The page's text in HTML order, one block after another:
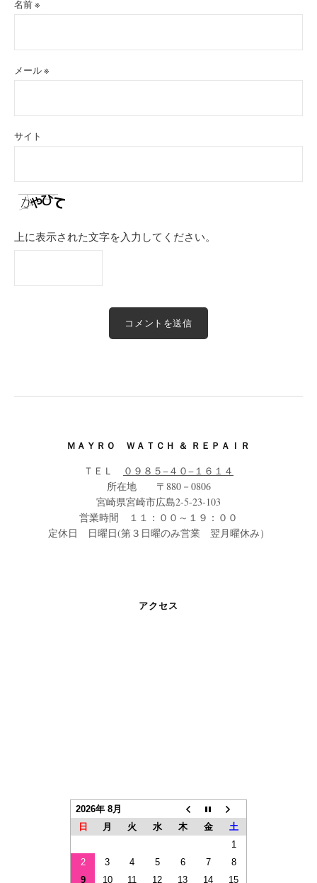
名前※
メール※
サイト
上に表示された文字を入力してください。
ＭＡＹＲＯ ＷＡＴＣＨ ＆ ＲＥＰＡＩＲ
ＴＥＬ
０９８５−４０−１６１４
所在地 〒880－0806
宮崎県宮崎市広島2-5-23-103
営業時間 １１：００～１９：００
定休日 日曜日(第３日曜のみ営業 翌月曜休み）
アクセス
2026年 8月
日
月 火 水 木 金
土
1
2
3 4 5 6 7
8
9
10 11 12 13 14 15